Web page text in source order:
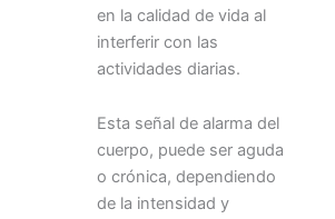
en la calidad de vida al
interferir con las
actividades diarias.
Esta señal de alarma del
cuerpo, puede ser aguda
o crónica, dependiendo
de la intensidad y